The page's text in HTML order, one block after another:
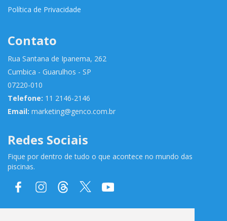
Política de Privacidade
Contato
Rua Santana de Ipanema, 262
Cumbica - Guarulhos - SP
07220-010
Telefone: 11 2146-2146
Email: marketing@genco.com.br
Redes Sociais
Fique por dentro de tudo o que acontece no mundo das
piscinas.